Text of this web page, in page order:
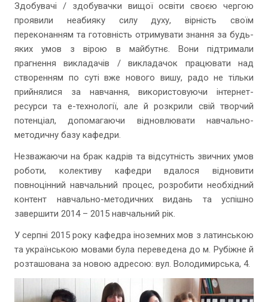
Здобувачі / здобувачки вищої освіти своєю чергою
проявили неабияку силу духу, вірність своїм
переконанням та готовність отримувати знання за будь-
яких умов з вірою в майбутнє. Вони підтримали
прагнення викладачів / викладачок працювати над
створенням по суті вже нового вишу, радо не тільки
прийнялися за навчання, використовуючи інтернет-
ресурси та е-технології, але й розкрили свій творчий
потенціал, допомагаючи відновлювати навчально-
методичну базу кафедри.
Незважаючи на брак кадрів та відсутність звичних умов
роботи, колективу кафедри вдалося відновити
повноцінний навчальний процес, розробити необхідний
контент навчально-методичних видань та успішно
завершити 2014 – 2015 навчальний рік.
У серпні 2015 року кафедра іноземних мов з латинською
та українською мовами була переведена до м. Рубіжне й
розташована за новою адресою: вул. Володимирська, 4.